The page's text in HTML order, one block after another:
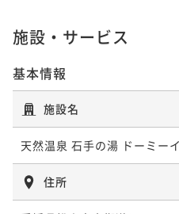
【大浴場×サウナでととのう
朝食付き 現地決済可 事前決済可
施設・サービス
基本情報
施設名
天然温泉 石手の湯 ドーミー
住所